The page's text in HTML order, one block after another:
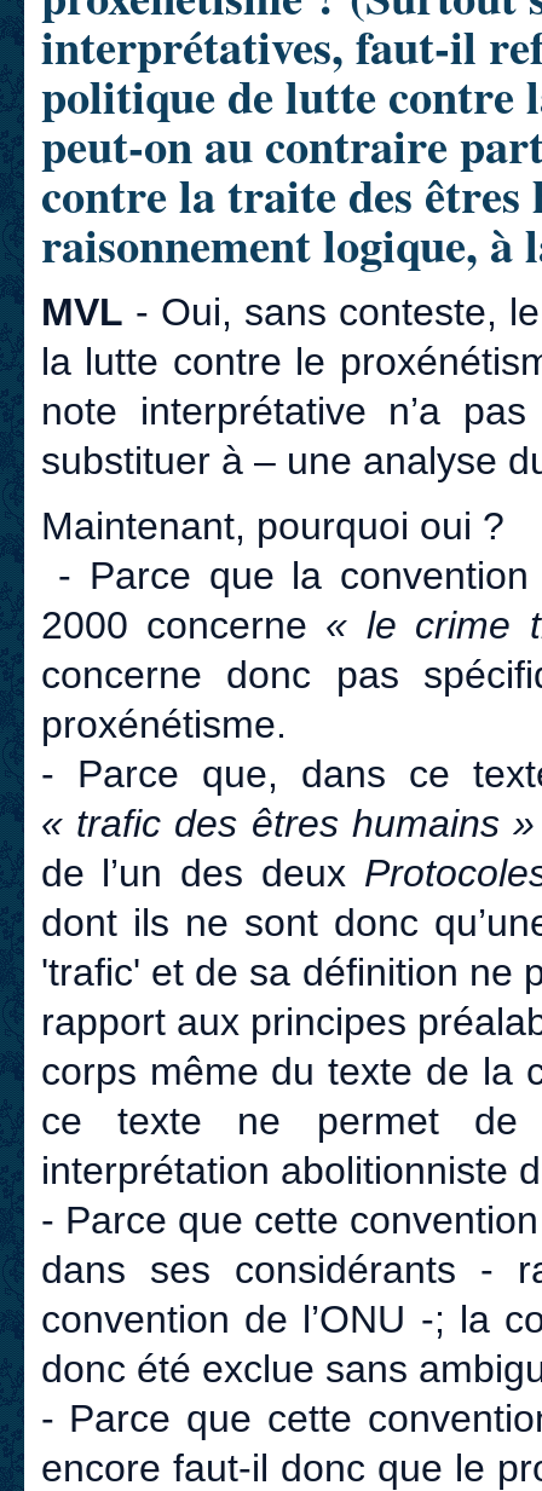
interprétatives, faut-il
politique de lutte contre
peut-on au contraire
contre la traite des
raisonnement logique,
MVL - Oui, sans conteste,
la lutte contre le
note interprétative n’a
substituer à – une analyse
Maintenant, pourquoi oui ?
- Parce que la
2000 concerne « le crime
concerne donc pas
proxénétisme.
- Parce que, dans ce
« trafic des êtres humains
de l’un des deux
dont ils ne sont donc
'trafic' et de sa définition ne
rapport aux principes
corps même du texte de la
ce texte ne permet de
interprétation abolitionniste
- Parce que cette
dans ses considérants -
convention de l’ONU -; la
donc été exclue sans
- Parce que cette
encore faut-il donc que le